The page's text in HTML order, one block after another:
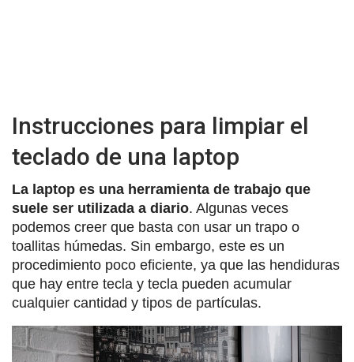
Instrucciones para limpiar el
teclado de una laptop
La laptop es una herramienta de trabajo que
suele ser utilizada a diario. Algunas veces
podemos creer que basta con usar un trapo o
toallitas húmedas. Sin embargo, este es un
procedimiento poco eficiente, ya que las hendiduras
que hay entre tecla y tecla pueden acumular
cualquier cantidad y tipos de partículas.